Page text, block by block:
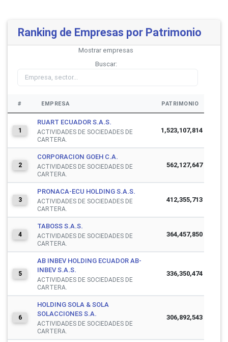
Ranking de Empresas por Patrimonio
Mostrar empresas
Buscar:
# EMPRESA PATRIMONIO
1
RUART ECUADOR S.A.S.
ACTIVIDADES DE SOCIEDADES DE
CARTERA.
1,523,107,814
2
CORPORACION GOEH C.A.
ACTIVIDADES DE SOCIEDADES DE
CARTERA.
562,127,647
3
PRONACA-ECU HOLDING S.A.S.
ACTIVIDADES DE SOCIEDADES DE
CARTERA.
412,355,713
4
TABOSS S.A.S.
ACTIVIDADES DE SOCIEDADES DE
CARTERA.
364,457,850
5
AB INBEV HOLDING ECUADOR AB-
INBEV S.A.S.
ACTIVIDADES DE SOCIEDADES DE
CARTERA.
336,350,474
6
HOLDING SOLA & SOLA
SOLACCIONES S.A.
ACTIVIDADES DE SOCIEDADES DE
CARTERA.
306,892,543